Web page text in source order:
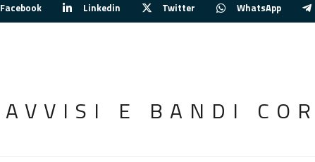
Facebook Linkedin Twitter WhatsApp
AVVISI E BANDI